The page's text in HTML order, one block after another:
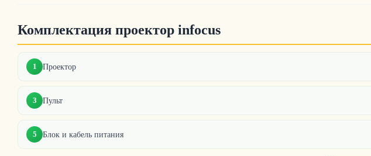
Комплектация проектор infocus
1 Проектор
3 Пульт
5 Блок и кабель питания